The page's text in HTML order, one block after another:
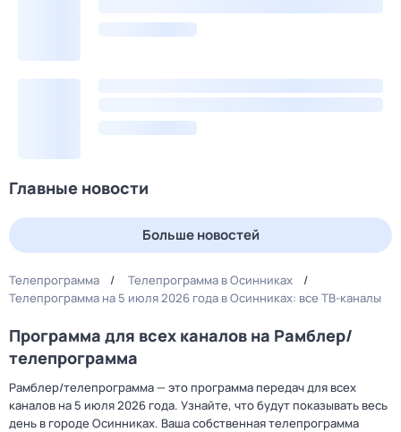
Главные новости
Больше новостей
Телепрограмма
Телепрограмма в Осинниках
Телепрограмма на 5 июля 2026 года в Осинниках: все ТВ-каналы
Программа для всех каналов на Рамблер/
телепрограмма
Рамблер/телепрограмма — это программа передач для всех
каналов на 5 июля 2026 года. Узнайте, что будут показывать весь
день в городе Осинниках. Ваша собственная телепрограмма